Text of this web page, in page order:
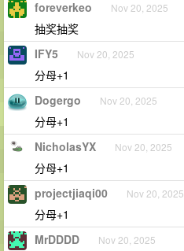
foreverkeo Nov 20, 2025
抽奖抽奖
IFY5 Nov 20, 2025
分母+1
Dogergo Nov 20, 2025
分母+1
NicholasYX Nov 20, 2025
分母+1
projectjiaqi00 Nov 20, 2025
分母+1
MrDDDD Nov 20, 2025